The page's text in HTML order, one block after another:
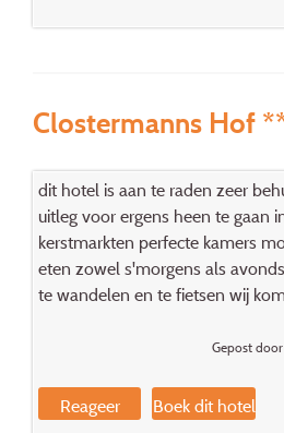
Clostermanns Hof
dit hotel is aan te raden zeer
uitleg voor ergens heen te gaan
kerstmarkten perfecte kamers
eten zowel s'morgens als
te wandelen en te fietsen wij
Gepost
Reageer Boek dit hotel